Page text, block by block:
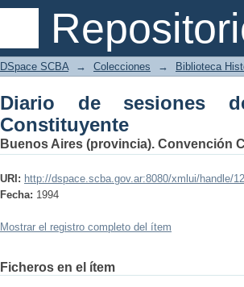
Diario de sesiones de la
DSpace SCBA → Colecciones → Biblioteca
Diario de sesiones
Constituyente
Buenos Aires (provincia). Convención
URI: http://dspace.scba.gov.ar:8080/xmlui/handle/
Fecha: 1994
Mostrar el registro completo del ítem
Ficheros en el ítem